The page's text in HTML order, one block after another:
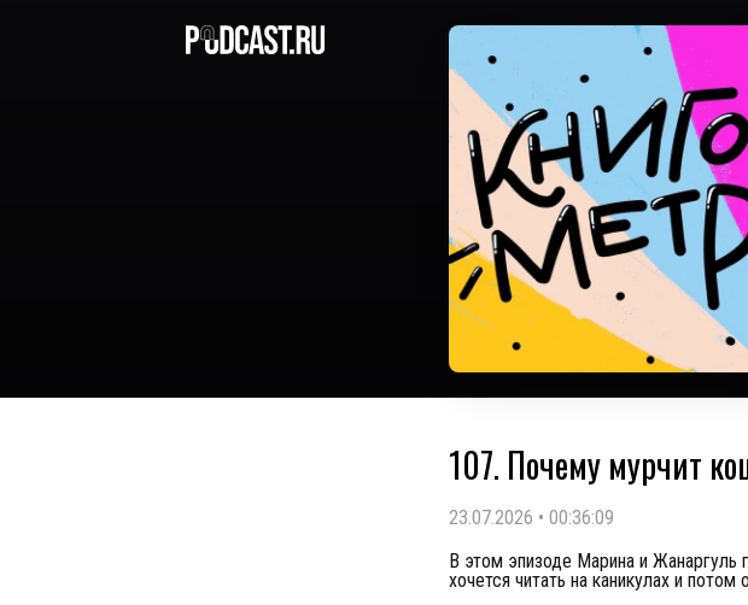
107. Почему мурчит
23.07.2026 • 00:36:09
В этом эпизоде Марина и Жанаргуль
хочется читать на каникулах и